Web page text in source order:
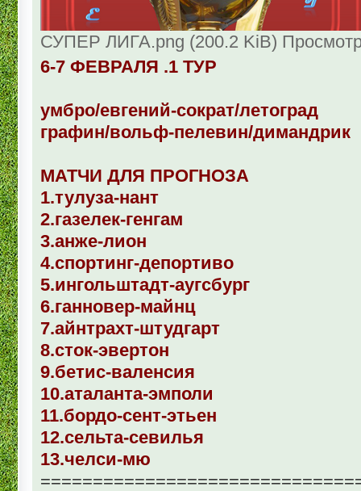
СУПЕР ЛИГА.png (200.2 KiB)
6-7 ФЕВРАЛЯ .1 ТУР
умбро/евгений-сократ/летоград
графин/вольф-пелевин/димандрик
МАТЧИ ДЛЯ ПРОГНОЗА
1.тулуза-нант
2.газелек-генгам
3.анже-лион
4.спортинг-депортиво
5.ингольштадт-аугсбург
6.ганновер-майнц
7.айнтрахт-штудгарт
8.сток-эвертон
9.бетис-валенсия
10.аталанта-эмполи
11.бордо-сент-этьен
12.сельта-севилья
13.челси-мю